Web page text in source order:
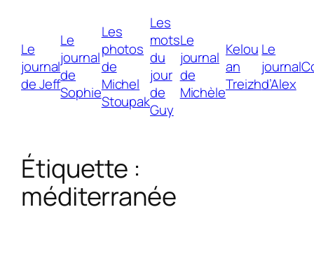
Le
journal
de Jeff
Le
journal
de
Sophie
Les
photos
de
Michel
Stoupak
Les
mots
du
jour
de
Guy
Le
journal
de
Michèle
Kelou
an
Treizh
Le
journal
d’Alex
Étiquette :
méditerranée